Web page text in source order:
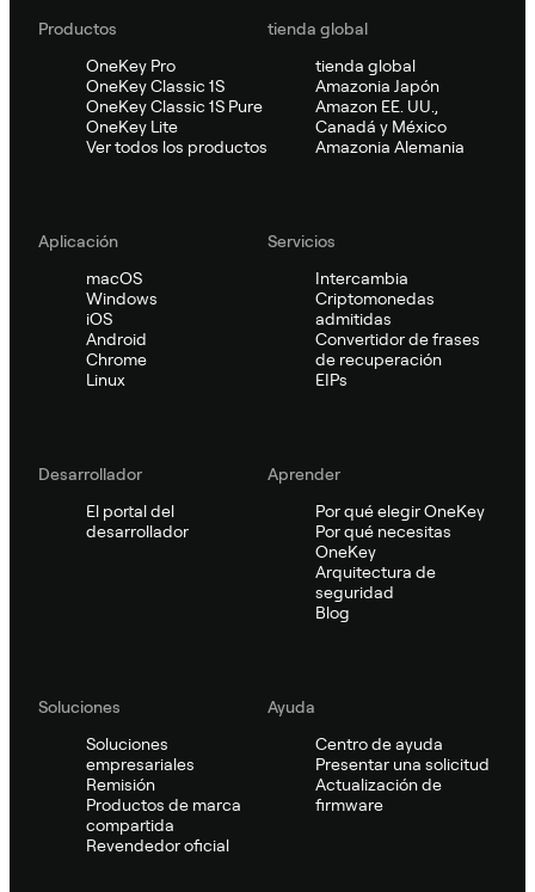
Productos
OneKey Pro
OneKey Classic 1S
OneKey Classic 1S Pure
OneKey Lite
Ver todos los productos
tienda global
tienda global
Amazonia Japón
Amazon EE. UU.,
Canadá y México
Amazonia Alemania
Aplicación
macOS
Windows
iOS
Android
Chrome
Linux
Servicios
Intercambia
Criptomonedas
admitidas
Convertidor de frases
de recuperación
EIPs
Desarrollador
El portal del
desarrollador
Aprender
Por qué elegir OneKey
Por qué necesitas
OneKey
Arquitectura de
seguridad
Blog
Soluciones
Soluciones
empresariales
Remisión
Productos de marca
compartida
Revendedor oficial
Ayuda
Centro de ayuda
Presentar una solicitud
Actualización de
firmware